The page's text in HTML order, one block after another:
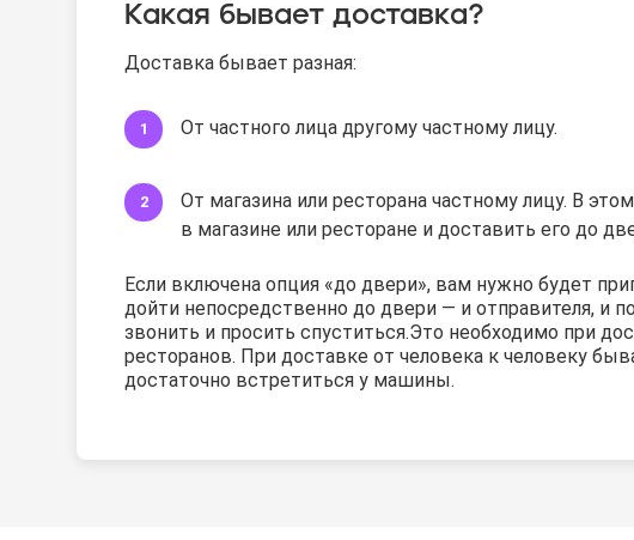
Какая бывает доставка?
Доставка бывает разная:
От частного лица другому частному лицу.
От магазина или ресторана частному лицу. В
в магазине или ресторане и доставить его до
Если включена опция «до двери», вам нужно будет
дойти непосредственно до двери — и отправителя, и
звонить и просить спуститься.Это необходимо при
ресторанов. При доставке от человека к человеку
достаточно встретиться у машины.